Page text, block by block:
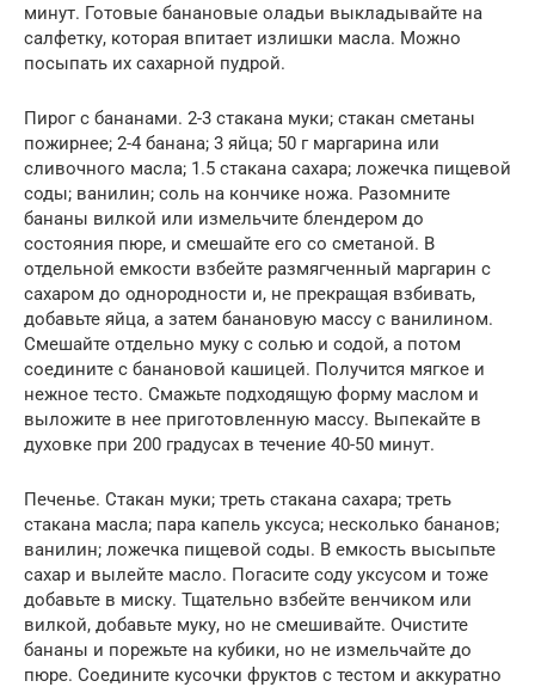
минут. Готовые банановые оладьи выкладывайте на
салфетку, которая впитает излишки масла. Можно
посыпать их сахарной пудрой.
Пирог с бананами. 2-3 стакана муки; стакан сметаны
пожирнее; 2-4 банана; 3 яйца; 50 г маргарина или
сливочного масла; 1.5 стакана сахара; ложечка пищевой
соды; ванилин; соль на кончике ножа. Разомните
бананы вилкой или измельчите блендером до
состояния пюре, и смешайте его со сметаной. В
отдельной емкости взбейте размягченный маргарин с
сахаром до однородности и, не прекращая взбивать,
добавьте яйца, а затем банановую массу с ванилином.
Смешайте отдельно муку с солью и содой, а потом
соедините с банановой кашицей. Получится мягкое и
нежное тесто. Смажьте подходящую форму маслом и
выложите в нее приготовленную массу. Выпекайте в
духовке при 200 градусах в течение 40-50 минут.
Печенье. Стакан муки; треть стакана сахара; треть
стакана масла; пара капель уксуса; несколько бананов;
ванилин; ложечка пищевой соды. В емкость высыпьте
сахар и вылейте масло. Погасите соду уксусом и тоже
добавьте в миску. Тщательно взбейте венчиком или
вилкой, добавьте муку, но не смешивайте. Очистите
бананы и порежьте на кубики, но не измельчайте до
пюре. Соедините кусочки фруктов с тестом и аккуратно